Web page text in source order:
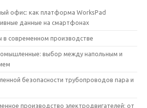
офис: как платформа WorksPad
данные на смартфонах
в современном производстве
выбор между напольным и
безопасности трубопроводов пара и
производство электродвигателей: от